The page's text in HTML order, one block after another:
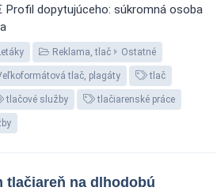
Profil dopytujúceho: súkromná osoba
Reklama, tlač Ostatné
tlač, plagáty tlač
tlačové služby tlačiarenské práce
tlačiareň na dlhodobú